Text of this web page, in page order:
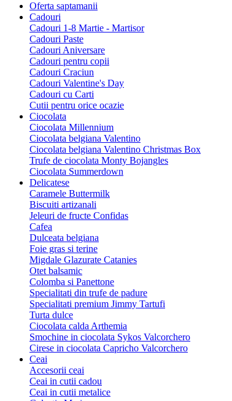
Oferta saptamanii
Cadouri
Cadouri 1-8 Martie - Martisor
Cadouri Paste
Cadouri Aniversare
Cadouri pentru copii
Cadouri Craciun
Cadouri Valentine's Day
Cadouri cu Carti
Cutii pentru orice ocazie
Ciocolata
Ciocolata Millennium
Ciocolata belgiana Valentino
Ciocolata belgiana Valentino Christmas Box
Trufe de ciocolata Monty Bojangles
Ciocolata Summerdown
Delicatese
Caramele Buttermilk
Biscuiti artizanali
Jeleuri de fructe Confidas
Cafea
Dulceata belgiana
Foie gras si terine
Migdale Glazurate Catanies
Otet balsamic
Colomba si Panettone
Specialitati din trufe de padure
Specialitati premium Jimmy Tartufi
Turta dulce
Ciocolata calda Arthemia
Smochine in ciocolata Sykos Valcorchero
Cirese in ciocolata Capricho Valcorchero
Ceai
Accesorii ceai
Ceai in cutii cadou
Ceai in cutii metalice